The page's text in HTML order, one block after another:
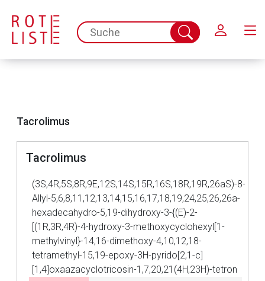
spc.search.input.placeholder
Suche
abschicken
Tacrolimus
Tacrolimus
(3S,4R,5S,8R,9E,12S,14S,15R,16S,18R,19R,26aS)-8-
Allyl-5,6,8,11,12,13,14,15,16,17,18,19,24,25,26,26a-
hexadecahydro-5,19-dihydroxy-3-{(E)-2-
[(1R,3R,4R)-4-hydroxy-3-methoxycyclohexyl[1-
methylvinyl}-14,16-dimethoxy-4,10,12,18-
tetramethyl-15,19-epoxy-3H-pyrido[2,1-c]
[1,4]oxaazacyclotricosin-1,7,20,21(4H,23H)-tetron